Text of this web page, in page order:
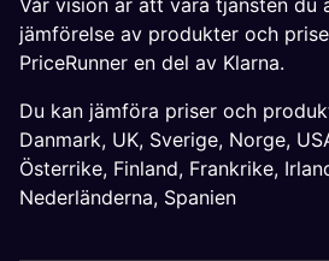
Vår vision är att vara tjänsten du
jämförelse av produkter och
PriceRunner en del av Klarna.
Du kan jämföra priser och
Danmark, UK, Sverige, Norge,
Österrike, Finland, Frankrike,
Nederländerna, Spanien